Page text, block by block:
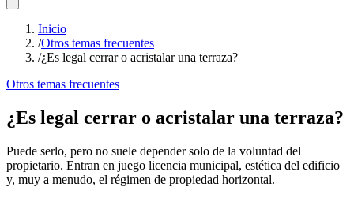
Inicio
/Otros temas frecuentes
/¿Es legal cerrar o acristalar una terraza?
Otros temas frecuentes
¿Es legal cerrar o acristalar una terraza?
Puede serlo, pero no suele depender solo de la voluntad del
propietario. Entran en juego licencia municipal, estética del edificio
y, muy a menudo, el régimen de propiedad horizontal.